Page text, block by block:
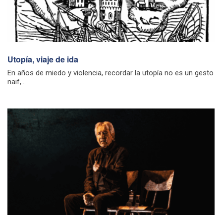
Utopía, viaje de ida
En años de miedo y violencia, recordar la utopía no es un gesto
naif,...